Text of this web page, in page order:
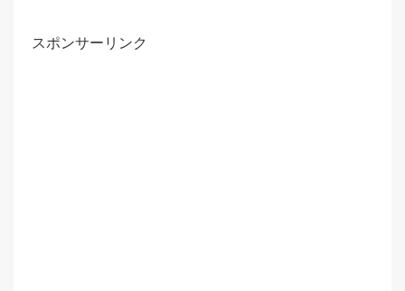
スポンサーリンク